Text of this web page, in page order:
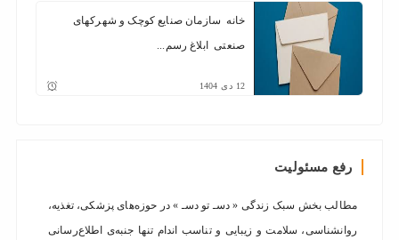
خانه سازمان صنایع کوچک و شهرکهای
صنعتی ابلاغ رسم...
12 دی 1404
رفع مسئولیت
مطالب بخش سبک زندگی « دسـ تو دسـ » در حوزه‌های پزشکی، تغذیه،
روانشناسی، سلامت و زیبایی و تناسب اندام تنها جنبه‌ی اطلاع‌رسانی